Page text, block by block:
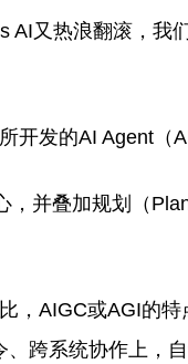
又热浪翻滚，我
开发的AI Agent（
并叠加规划（
，AIGC或AGI的
跨系统协作上，